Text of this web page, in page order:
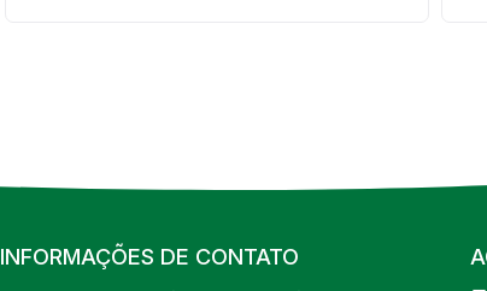
INFORMAÇÕES DE CONTATO